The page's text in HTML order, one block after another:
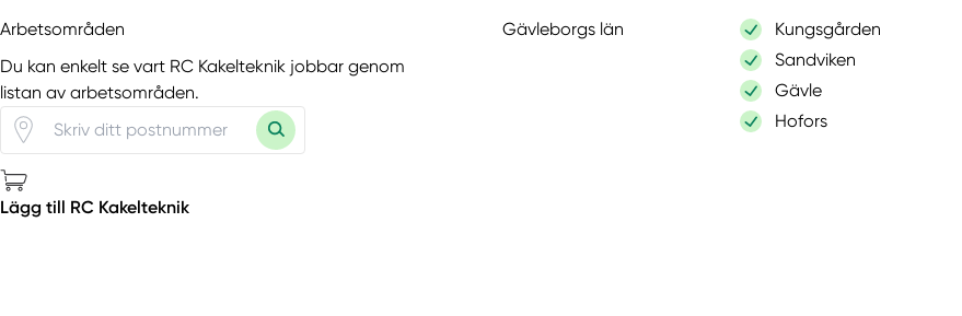
Arbetsområden
Du kan enkelt se vart RC Kakelteknik jobbar genom
listan av arbetsområden.
Lägg till RC Kakelteknik
Gävleborgs län
Kungsgården
Sandviken
Gävle
Hofors